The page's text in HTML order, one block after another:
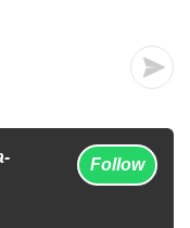
Follow